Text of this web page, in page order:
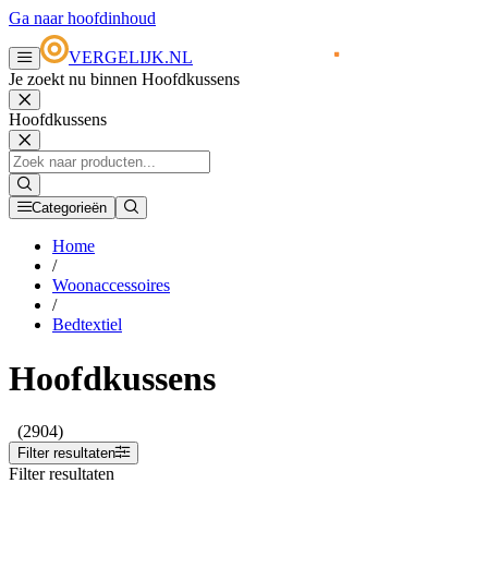
Ga naar hoofdinhoud
VERGELIJK.NL
Je zoekt nu binnen Hoofdkussens
Hoofdkussens
Categorieën
Home
/
Woonaccessoires
/
Bedtextiel
Hoofdkussens
(2904)
Filter resultaten
Filter resultaten